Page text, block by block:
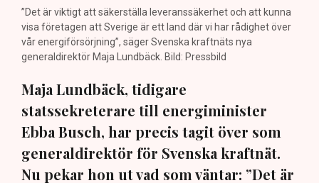
”Det är viktigt att säkerställa leveranssäkerhet och att kunna
visa företagen att Sverige är ett land där vi har rådighet över
vår energiförsörjning”, säger Svenska kraftnäts nya
generaldirektör Maja Lundbäck. Bild: Pressbild
Maja Lundbäck, tidigare
statssekreterare till energiminister
Ebba Busch, har precis tagit över som
generaldirektör för Svenska kraftnät.
Nu pekar hon ut vad som väntar: ”Det är